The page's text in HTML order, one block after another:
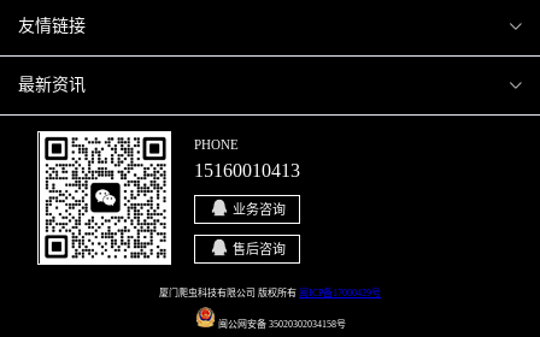
微信小程序
移动APP
商城解决方案
商城会员积分商城解决方案
网站解决方案
智慧校园解决方案
智慧停车解决方案
友情链接
厦门小程序开发
厦门APP开发
厦门微商城开发
博客园
最新资讯
行业资讯
爬虫动态
PHONE
15160010413
业务咨询
售后咨询
厦门爬虫科技有限公司 版权所有 闽ICP备17000429号
闽公网安备 35020302034158号